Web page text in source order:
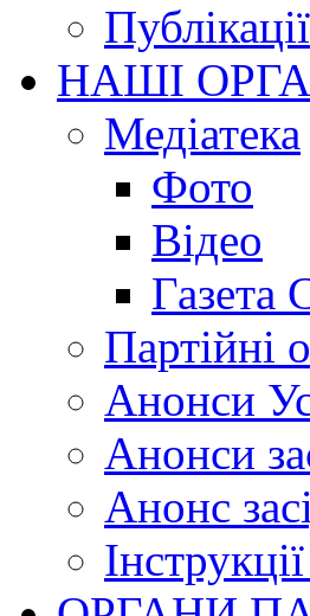
Публікації
НАШІ
Медіатека
Фото
Відео
Партійні
Анонси
Анонси
Анонс